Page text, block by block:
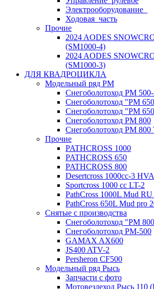
Электрооборудование_
Ходовая_часть
Прочие
2024 AODES
(SM1000-4)
2024 AODES
(SM1000-3)
ДЛЯ КВАДРОЦИКЛА
Модельный ряд РМ
Снегоболотоход РМ
Снегоболотоход "РМ
Снегоболотоход "РМ
Снегоболотоход РМ 800
Снегоболотоход РМ 800
Прочие
PATHCROSS 1000
PATHCROSS 650
PATHCROSS 800
Desertcross 1000cc-3
Sportcross 1000 cc LT-2
PathCross 1000L Mud RU
PathCross 650L Mud pro
Снятые с производства
Снегоболотоход "РМ
Снегоболотоход РМ-500
GAMAX AX600
JS400 ATV-2
Persheron CF500
Модельный ряд Рысь
Запчасти с фото
Мотовездеход Рысь 110